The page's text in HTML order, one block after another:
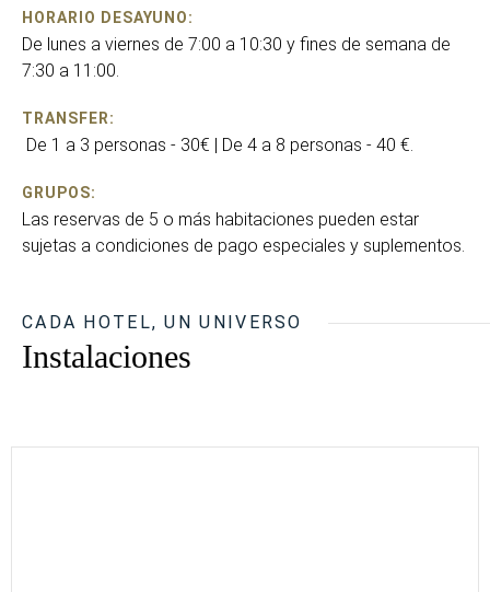
HORARIO DESAYUNO:
De lunes a viernes de 7:00 a 10:30 y fines de semana de
7:30 a 11:00.
TRANSFER:
De 1 a 3 personas - 30€ | De 4 a 8 personas - 40 €.
GRUPOS:
Las reservas de 5 o más habitaciones pueden estar
sujetas a condiciones de pago especiales y suplementos.
CADA HOTEL, UN UNIVERSO
Instalaciones